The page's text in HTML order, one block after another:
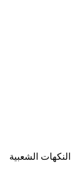
النكهات الشعبية